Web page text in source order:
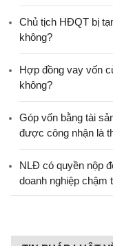
Chủ tịch HĐQT bị
không?
Hợp đồng vay vốn
không?
Góp vốn bằng tài
được công nhận là
NLĐ có quyền nộp
doanh nghiệp chậm